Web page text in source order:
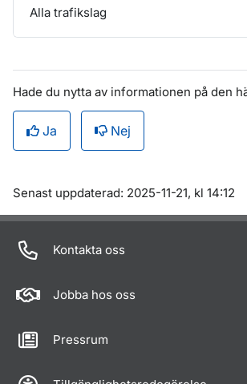
Alla trafikslag
Hade du nytta av informationen på den
Ja Nej
Om sidan
Senast uppdaterad: 2025-11-21, kl 14:12
Kontakta oss
Jobba hos oss
Pressrum